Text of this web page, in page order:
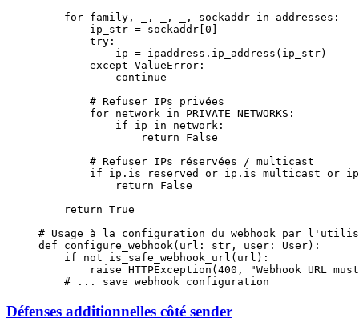
    for
family, _, _, _, sockaddr in addresses:
        ip_str
= sockaddr[ 0
        try
:
            ip
= ipaddress.ip_address(ip_str)
        except
ValueError :
            continue
        # Refuser IPs privées
        for
network in PRIVATE_NETWORKS :
            if
ip in network:
                return
False
        # Refuser IPs réservées / multicast
        if
ip.is_reserved or ip.is_multicast or
            return
False
    return
True
# Usage à la configuration du webhook par
def configure_webhook (url: str , user: User):
    if
not is_safe_webhook_url(url):
        raise
HTTPException( 400 ,
"Webhook URL
    # ... save webhook configuration
Défenses additionnelles côté sender